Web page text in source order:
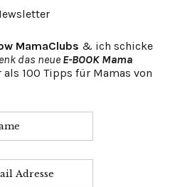
MamaClubs & ich schicke
das neue E-BOOK Mama
100 Tipps für Mamas von